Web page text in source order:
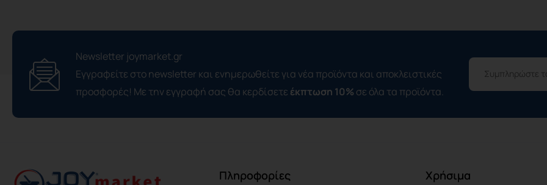
Newsletter joymarket.gr
Εγγραφείτε στο newsletter και ενημερωθείτε για νέα προϊόντα και αποκλειστικές
προσφορές! Με την εγγραφή σας θα κερδίσετε έκπτωση 10% σε όλα τα προϊόντα.
Πληροφορίες Χρήσιμα